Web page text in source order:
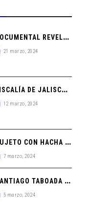
D
OCUMENTAL REVELA CASOS DE ABUSO SEXUAL EN PRODUCCIONES DE NICKELODEON: ‘QUIET ON SET’
21 marzo, 2024
F
ISCALÍA DE JALISCO CONFIRMA SECUESTRO DEL PERIODISTA JAIME BARRERA POR SUJETOS ARMADOS
12 marzo, 2024
S
UJETO CON HACHA IRRUMPE EN UTEG GUADALAJARA Y MATA A DOS MUJERES
7 marzo, 2024
S
ANTIAGO TABOADA PROPONE PROGRAMA “VIVIENDA JOVEN” PARA APOYAR A ESTUDIANTES EN CDMX
5 marzo, 2024